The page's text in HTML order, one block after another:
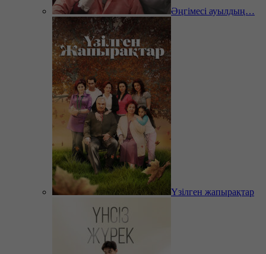
Әңгімесі ауылдың…
Үзілген жапырақтар